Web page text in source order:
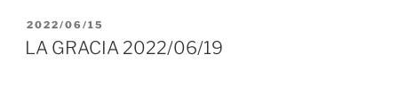
PUBLICADO
EL
2022/06/15
LA GRACIA 2022/06/19